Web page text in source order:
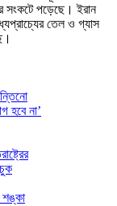
সংকটে পড়েছে। ইরান
তেল ও গ্যাস
হবে না’
শঙ্কা